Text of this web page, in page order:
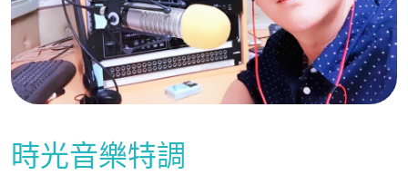
時光音樂特調